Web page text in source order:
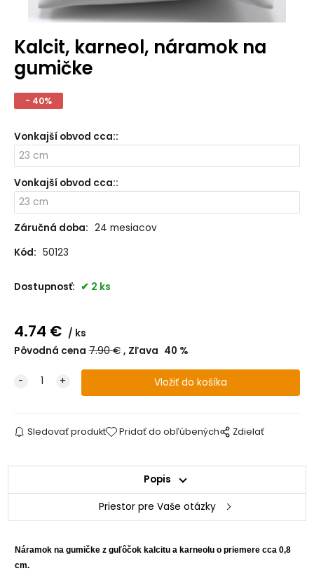
Kalcit, karneol, náramok na
gumičke
- 40%
Vonkajší obvod cca::
Vonkajší obvod cca::
Záručná doba: 24 mesiacov
Kód: 50123
Dostupnosť: 2 ks
4.74 €
ks
Pôvodná cena 7.90€ Zľava 40 %
Sledovať produkt Pridať do obľúbených Zdielať
Popis
Priestor pre Vaše otázky
Náramok na gumičke z guľôčok kalcitu a karneolu o priemere cca 0,8
cm.